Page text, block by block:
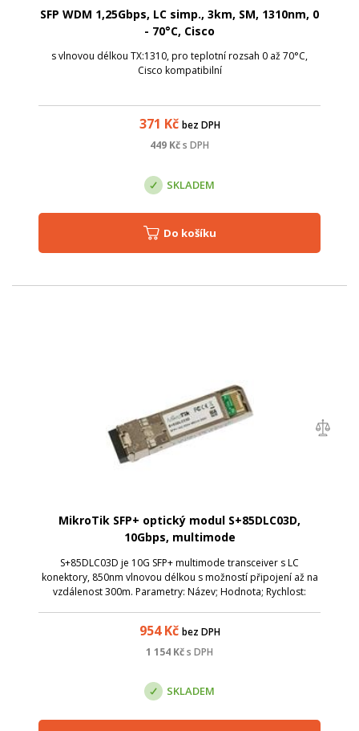
SFP WDM 1,25Gbps, LC simp., 3km, SM, 1310nm, 0
- 70°C, Cisco
s vlnovou délkou TX:1310, pro teplotní rozsah 0 až 70°C,
Cisco kompatibilní
371 Kč bez DPH
449 Kčs DPH
SKLADEM
Do košíku
MikroTik SFP+ optický modul S+85DLC03D,
10Gbps, multimode
S+85DLC03D je 10G SFP+ multimode transceiver s LC
konektory, 850nm vlnovou délkou s možností připojení až na
vzdálenost 300m. Parametry: Název; Hodnota; Rychlost:
954Kč bez DPH
1 154 Kčs DPH
SKLADEM